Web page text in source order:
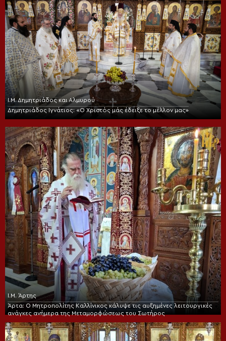
Ι.Μ. Δημητριάδος και Αλμυρού
Δημητριάδος Ιγνάτιος: «Ο Χριστός μάς έδειξε το μέλλον μας»
Ι.Μ. Άρτης
Άρτα: Ο Μητροπολίτης Καλλίνικος κάλυψε τις αυξημένες λειτουργικές
ανάγκες ανήμερα της Μεταμορφώσεως του Σωτήρος